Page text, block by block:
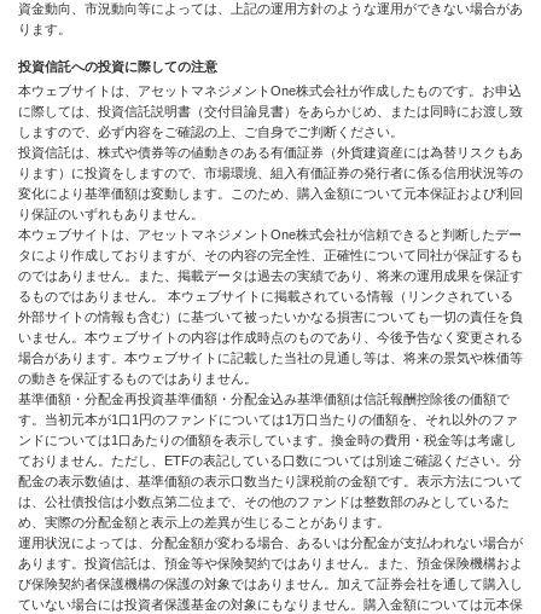
資金動向、市況動向等によっては、上記の運用方針のような運用ができない場合があ
ります。
投資信託への投資に際しての注意
本ウェブサイトは、アセットマネジメントOne株式会社が作成したものです。お申込
に際しては、投資信託説明書（交付目論見書）をあらかじめ、または同時にお渡し致
しますので、必ず内容をご確認の上、ご自身でご判断ください。
投資信託は、株式や債券等の値動きのある有価証券（外貨建資産には為替リスクもあ
ります）に投資をしますので、市場環境、組入有価証券の発行者に係る信用状況等の
変化により基準価額は変動します。このため、購入金額について元本保証および利回
り保証のいずれもありません。
本ウェブサイトは、アセットマネジメントOne株式会社が信頼できると判断したデー
タにより作成しておりますが、その内容の完全性、正確性について同社が保証するも
のではありません。また、掲載データは過去の実績であり、将来の運用成果を保証す
るものではありません。 本ウェブサイトに掲載されている情報（リンクされている
外部サイトの情報も含む）に基づいて被ったいかなる損害についても一切の責任を負
いません。本ウェブサイトの内容は作成時点のものであり、今後予告なく変更される
場合があります。本ウェブサイトに記載した当社の見通し等は、将来の景気や株価等
の動きを保証するものではありません。
基準価額・分配金再投資基準価額・分配金込み基準価額は信託報酬控除後の価額で
す。当初元本が1口1円のファンドについては1万口当たりの価額を、それ以外のファ
ンドについては1口あたりの価額を表示しています。換金時の費用・税金等は考慮し
ておりません。ただし、ETFの表記している口数については別途ご確認ください。分
配金の表示数値は、基準価額の表示口数当たり課税前の金額です。表示方法について
は、公社債投信は小数点第二位まで、その他のファンドは整数部のみとしているた
め、実際の分配金額と表示上の差異が生じることがあります。
運用状況によっては、分配金額が変わる場合、あるいは分配金が支払われない場合が
あります。投資信託は、預金等や保険契約ではありません。また、預金保険機構およ
び保険契約者保護機構の保護の対象ではありません。加えて証券会社を通して購入し
ていない場合には投資者保護基金の対象にもなりません。購入金額については元本保